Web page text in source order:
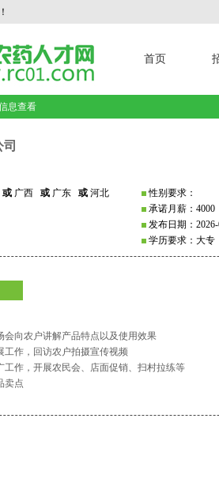
首页
息查看
或 广西 或 广东 或 河北
性别要求：
承诺月薪：4000
发布日期：
学历要求：大专
会向农户讲解产品特点以及使用效果
工作，回访农户拍摄宣传视频
工作，开展农民会、店面促销、扫村拉练等
卖点